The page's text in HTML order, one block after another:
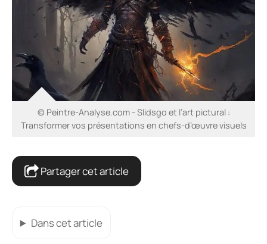
© Peintre-Analyse.com - Slidsgo et l’art pictural :
Transformer vos présentations en chefs-d’œuvre visuels
Partager cet article
Dans cet article